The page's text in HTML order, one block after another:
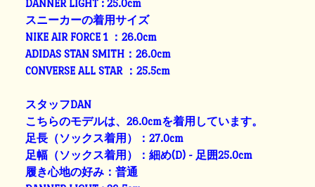
DANNER LIGHT : 25.0cm
スニーカーの着用サイズ
NIKE AIR FORCE 1 ：26.0cm
ADIDAS STAN SMITH：26.0cm
CONVERSE ALL STAR ：25.5cm
スタッフDAN
こちらのモデルは、26.0cmを着用しています。
足長（ソックス着用）：27.0cm
足幅（ソックス着用）：細め(D) - 足囲25.0cm
履き心地の好み：普通